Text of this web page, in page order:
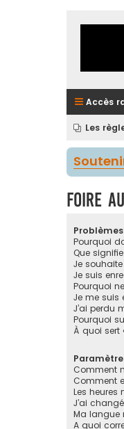
Accès
Les
Foire
Pourquoi
Que signifie
Je
Je suis
Pourquoi
Je me suis
J’ai perdu
Pourquoi
À quoi sert
Comment
Comment
Les heures
J’ai
Ma langue
A quoi